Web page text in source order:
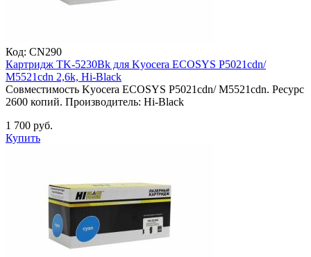
Код: CN290
Картридж TK-5230Bk для Kyocera ECOSYS P5021cdn/
M5521cdn 2,6k, Hi-Black
Совместимость Kyocera ECOSYS P5021cdn/ M5521cdn. Ресурс
2600 копий. Производитель: Hi-Black
1 700 руб.
Купить